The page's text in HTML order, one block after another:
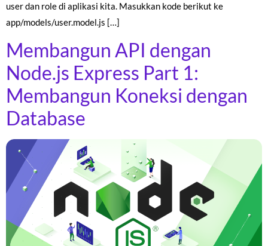
user dan role di aplikasi kita. Masukkan kode berikut ke
app/models/user.model.js […]
Membangun API dengan
Node.js Express Part 1:
Membangun Koneksi dengan
Database